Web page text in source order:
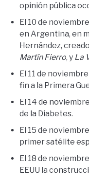
opinión pública
El 10 de
en Argentina, en
Hernández,
Martín Fierro, y La
El 11 de
fin a la Primera
El 14 de
de la Diabetes.
El 15 de
primer satélite
El 18 de
EEUU la